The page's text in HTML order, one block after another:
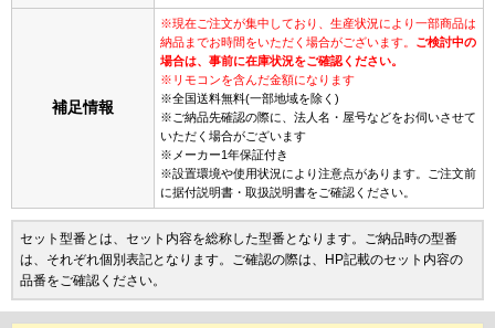
補足情報
※現在ご注文が集中しており、生産状況により一部商品は
納品までお時間をいただく場合がございます。 ご検討中の
場合は、事前に在庫状況をご確認ください。
※リモコンを含んだ金額になります
※全国送料無料(一部地域を除く)
※ご納品先確認の際に、法人名・屋号などをお伺いさせて
いただく場合がございます
※メーカー1年保証付き
※設置環境や使用状況により注意点があります。ご注文前
に据付説明書・取扱説明書をご確認ください。
セット型番とは、セット内容を総称した型番となります。ご納品時の型番
は、それぞれ個別表記となります。ご確認の際は、HP記載のセット内容の
品番をご確認ください。